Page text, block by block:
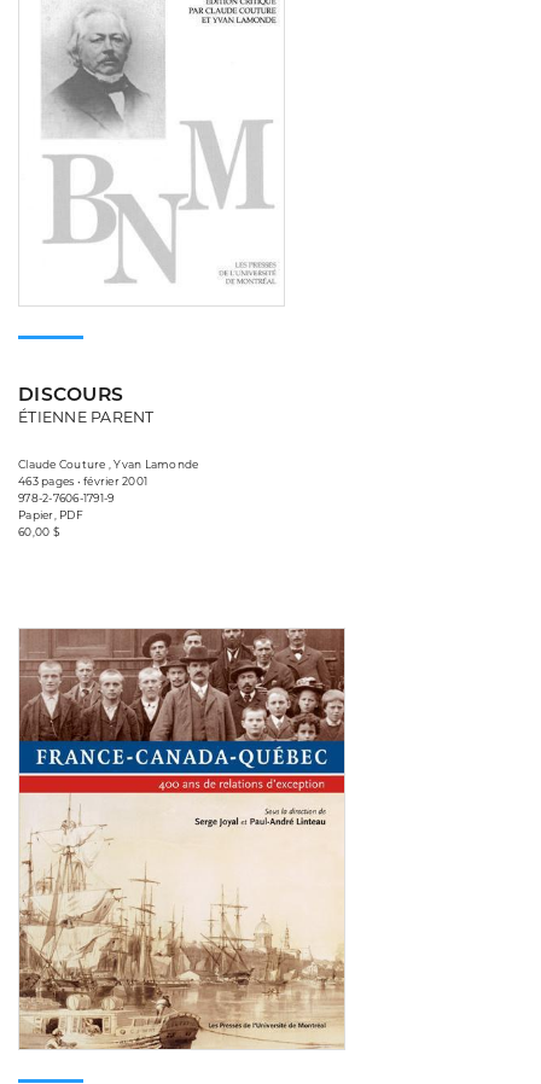
DISCOURS
ÉTIENNE PARENT
Claude Couture , Yvan Lamonde
463 pages • février 2001
978-2-7606-1791-9
Papier, PDF
60,00 $